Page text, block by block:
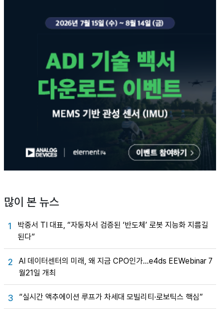
많이 본 뉴스
1
박중서 TI 대표, “자동차서 검증된 ‘반도체’ 로봇 지능화 지름길
된다”
2
AI 데이터센터의 미래, 왜 지금 CPO인가…e4ds EEWebinar 7
월21일 개최
3 “실시간 액추에이션 루프가 차세대 모빌리티·로보틱스 핵심”